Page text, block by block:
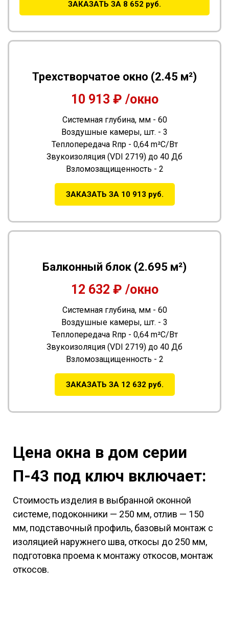
ЗАКАЗАТЬ ЗА 8 652 руб.
Трехстворчатое окно (2.45 м²)
10 913 ₽ /окно
Системная глубина, мм - 60
Воздушные камеры, шт. - 3
Теплопередача Rпр - 0,64 m²С/Вт
Звукоизоляция (VDI 2719) до 40 Дб
Взломозащищенность - 2
ЗАКАЗАТЬ ЗА 10 913 руб.
Балконный блок (2.695 м²)
12 632 ₽ /окно
Системная глубина, мм - 60
Воздушные камеры, шт. - 3
Теплопередача Rпр - 0,64 m²С/Вт
Звукоизоляция (VDI 2719) до 40 Дб
Взломозащищенность - 2
ЗАКАЗАТЬ ЗА 12 632 руб.
Цена окна в дом серии
П-43 под ключ включает:
Стоимость изделия в выбранной оконной
системе, подоконники — 250 мм, отлив — 150
мм, подставочный профиль, базовый монтаж с
изоляцией наружнего шва, откосы до 250 мм,
подготовка проема к монтажу откосов, монтаж
откосов.